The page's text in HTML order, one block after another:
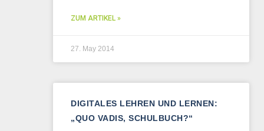
ZUM ARTIKEL »
27. May 2014
DIGITALES LEHREN UND LERNEN:
„QUO VADIS, SCHULBUCH?“